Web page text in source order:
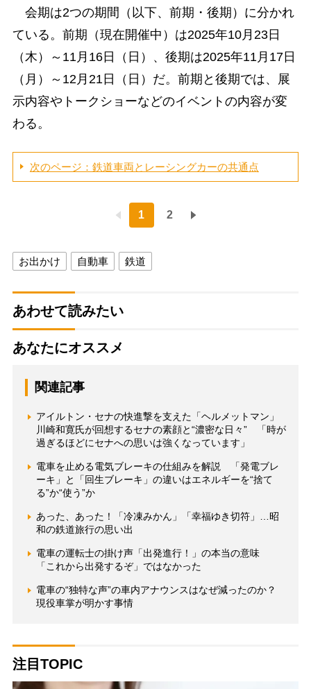
会期は2つの期間（以下、前期・後期）に分かれ
ている。前期（現在開催中）は2025年10月23日
（木）～11月16日（日）、後期は2025年11月17日
（月）～12月21日（日）だ。前期と後期では、展
示内容やトークショーなどのイベントの内容が変
わる。
次のページ：鉄道車両とレーシングカーの共通点
1 2
お出かけ 自動車 鉄道
あわせて読みたい
あなたにオススメ
関連記事
アイルトン・セナの快進撃を支えた「ヘルメットマン」
川崎和寛氏が回想するセナの素顔と“濃密な日々” 「時が
過ぎるほどにセナへの思いは強くなっています」
電車を止める電気ブレーキの仕組みを解説 「発電ブレ
ーキ」と「回生ブレーキ」の違いはエネルギーを“捨て
る”か“使う”か
あった、あった！「冷凍みかん」「幸福ゆき切符」…昭
和の鉄道旅行の思い出
電車の運転士の掛け声「出発進行！」の本当の意味
「これから出発するぞ」ではなかった
電車の“独特な声”の車内アナウンスはなぜ減ったのか？
現役車掌が明かす事情
注目TOPIC